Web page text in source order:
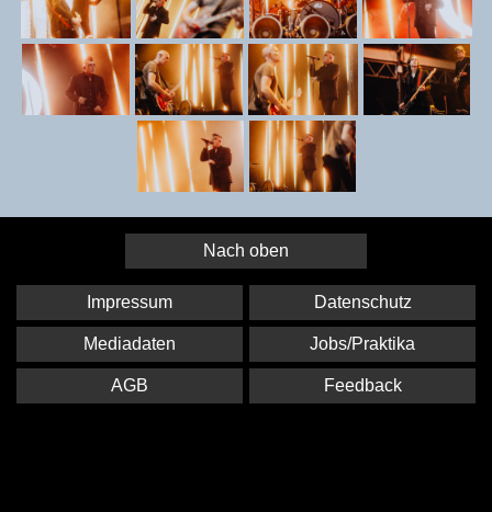
Nach oben
Impressum Datenschutz
Mediadaten Jobs/Praktika
AGB Feedback